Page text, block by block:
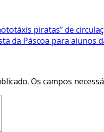
piratas” de
da Páscoa para
Os campos